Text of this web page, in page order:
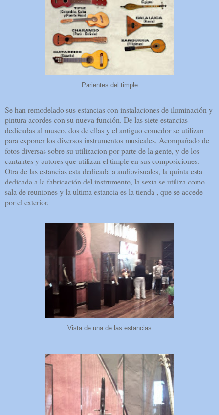
Parientes del timple
Se han remodelado sus estancias con instalaciones de iluminación y
pintura acordes con su nueva función. De las siete estancias
dedicadas al museo, dos de ellas y el antiguo comedor se utilizan
para exponer los diversos instrumentos musicales. Acompañado de
fotos diversas sobre su utilizacion por parte de la gente, y de los
cantantes y autores que utilizan el timple en sus composiciones.
Otra de las estancias esta dedicada a audiovisuales, la quinta esta
dedicada a la fabricación del instrumento, la sexta se utiliza como
sala de reuniones y la ultima estancia es la tienda , que se accede
por el exterior.
Vista de una de las estancias